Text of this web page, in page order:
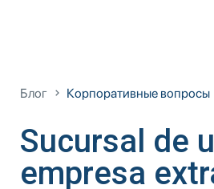
Блог Корпоративные вопросы
Sucursal de
empresa